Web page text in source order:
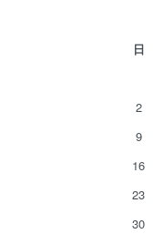
日
2
9
16
23
30